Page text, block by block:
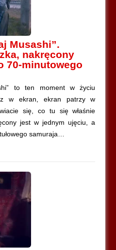
Musashi”.
nakręcony
70-minutowego
to ten moment w życiu
w ekran, ekran patrzy w
się, co tu się właśnie
jest w jednym ujęciu, a
samuraja…